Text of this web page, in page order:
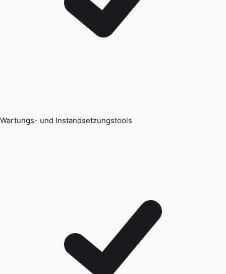
Wartungs- und Instandsetzungstools